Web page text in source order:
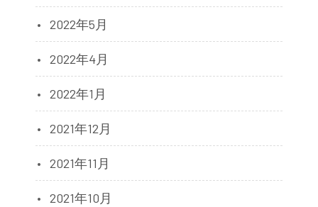
2022年5月
2022年4月
2022年1月
2021年12月
2021年11月
2021年10月